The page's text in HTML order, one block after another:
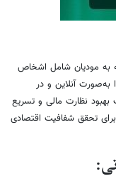
به مودیان شامل اشخاص
آنلاین و در
نظارت مالی و تسریع
برای تحقق شفافیت اقتصادی